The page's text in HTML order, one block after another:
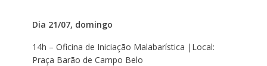
Dia 21/07, domingo
14h – Oficina de Iniciação Malabarística |Local:
Praça Barão de Campo Belo